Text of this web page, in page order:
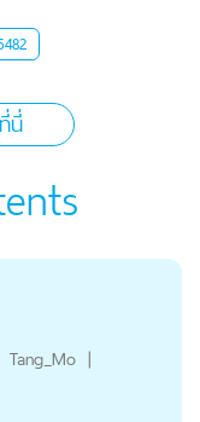
นี่
Tang_Mo |